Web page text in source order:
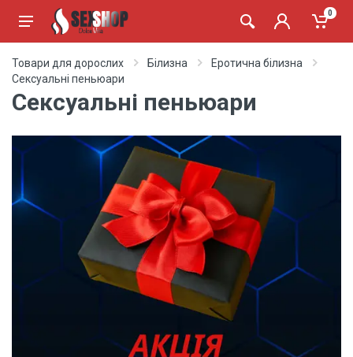
0
Товари для дорослих Білизна
Еротична білизна
Сексуальні пеньюари
Сексуальні пеньюари